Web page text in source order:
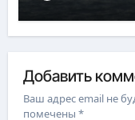
Добавить
Ваш адрес email не
помечены*